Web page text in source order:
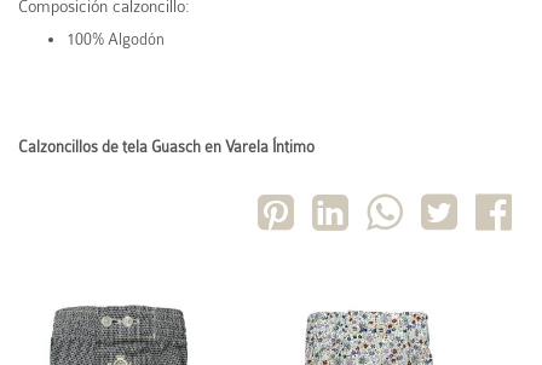
Composición calzoncillo:
100% Algodón
Calzoncillos de tela Guasch en Varela Íntimo